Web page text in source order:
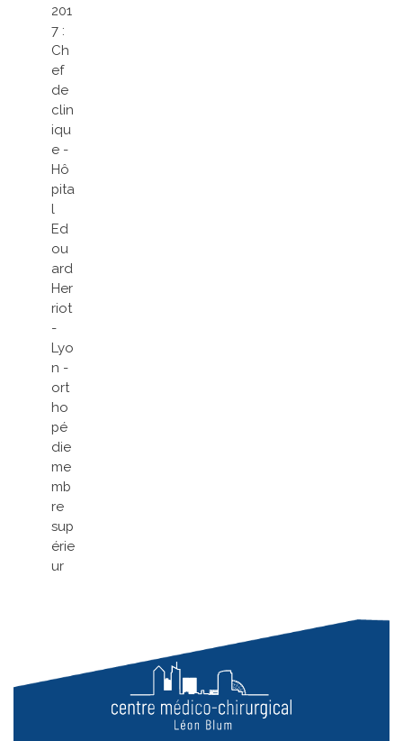
201
7 :
Ch
ef
de
clin
iqu
e -
Hô
pita
l
Ed
ou
ard
Her
riot
-
Lyo
n -
ort
ho
pé
die
me
mb
re
sup
érie
ur